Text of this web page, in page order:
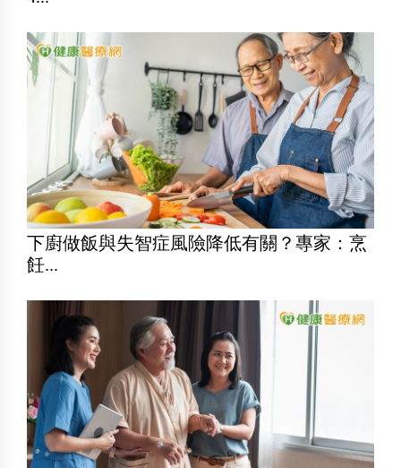
下廚做飯與失智症風險降低有關？專家：烹
飪...